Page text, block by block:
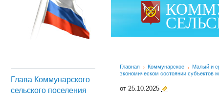
Глава Коммунарского
сельского поселения
Главная Коммунарское
Малый и
экономическом состоянии субъектов
от 25.10.2025